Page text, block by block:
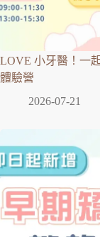
LOVE 小牙醫！一
體驗營
2026-07-21